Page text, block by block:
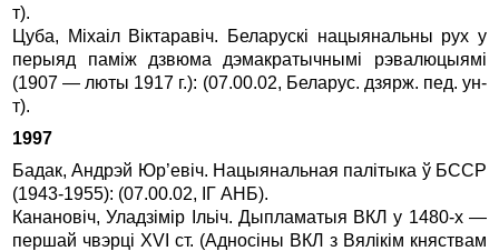
т).
Цуба, Мiхаiл Вiктаравiч. Беларускi нацыянальны рух у
перыяд памiж дзвюма дэмакратычнымi рэвалюцыямi
(1907 — люты 1917 г.): (07.00.02, Беларус. дзярж. пед. ун-
т).
1997
Бадак, Андрэй Юр’евiч. Нацыянальная палiтыка ў БССР
(1943-1955): (07.00.02, IГ АНБ).
Канановiч, Уладзiмiр Iльiч. Дыпламатыя ВКЛ у 1480-х —
першай чвэрцi ХVI ст. (Адносiны ВКЛ з Вялiкiм княствам